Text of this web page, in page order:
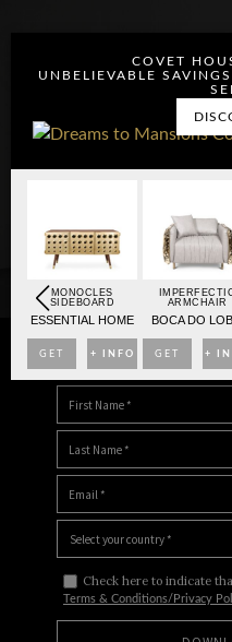
COVET
UNBELIEVABLE
MONOCLES
SIDEBOARD
ESSENTIAL HOME
GET
PRICE
+ INFO
>
ARMCHAIR
BOCA DO
GET
PRICE
+
>
DOWNLOAD
Check here to indicate
Terms & Conditions/Privacy